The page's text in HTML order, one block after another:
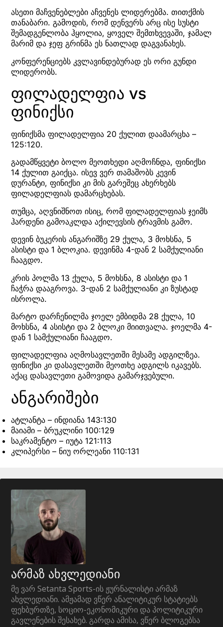
ასეთი მაჩვენებლები აჩვენეს ლიდერებმა. თითქმის
თანაბარი. გამოდის, რომ დენვერს არც ისე სუსტი
შემადგენლობა ჰყოლია, ყოველ შემთხვევაში, ჯამალ
მარიმ და ჯეფ გრინმა ეს ნათლად დაგვანახეს.
კონფერენციებს კვლავინდებურად ეს ორი გუნდი
ლიდერობს.
ფილადელფია vs
ფინიქსი
ფინიქსმა ფილადელფია 20 ქულით დაამარცხა –
125:120.
გადამწყვეტი ბოლო მეოთხედი აღმოჩნდა, ფინიქსი
14 ქულით გაიქცა. ისევ ვერ თამაშობს კევინ
დურანტი, ფინიქსი კი მის გარეშეც ახერხებს
ფილადელფიას დამარცხებას.
თუმცა, აღვნიშნოთ ისიც, რომ ფილადელფიას ჯეიმს
ჰარდენი გამოაკლდა აქილევსის ტრავმის გამო.
დევინ ბუკერის ანგარიშზე 29 ქულა, 3 მოხსნა, 5
ასისტი და 1 ბლოკია. დევინმა 4-დან 2 სამქულიანი
ჩააგდო.
კრის პოლმა 13 ქულა, 5 მოხსნა, 8 ასისტი და 1
ჩაჭრა დააგროვა. 3-დან 2 სამქულიანი კი ზუსტად
ისროლა.
მარტო დარჩენილმა ჯოელ ემბიდმა 28 ქულა, 10
მოხსნა, 4 ასისტი და 2 ბლოკი მიითვალა. ჯოელმა 4-
დან 1 სამქულიანი ჩააგდო.
ფილადელფია აღმოსავლეთში მესამე ადგილზეა.
ფინიქსი კი დასავლეთში მეოთხე ადგილს იკავებს.
აქაც დასავლეთი გამოვიდა გამარჯვებული.
ანგარიშები
ატლანტა – ინდიანა 143:130
მაიამი – ბრუკლინი 100:129
საკრამენტო – იუტა 121:113
კლიპერსი – ნიუ ორლეანი 110:131
არმაზ ახვლედიანი
მე ვარ Setanta Sports-ის ჟურნალისტი არმაზ
ახვლედიანი. ამჟამად ვწერ ანალიტიკურ სტატიებს
ფეხბურთზე, სოციო-ეკონომიკური და პოლიტიკური
გავლენების შესახებ. გარდა ამისა, ვწერ ბლოგებსა